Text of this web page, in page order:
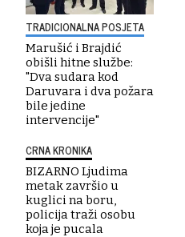
TRADICIONALNA POSJETA
Marušić i Brajdić
obišli hitne službe:
"Dva sudara kod
Daruvara i dva požara
bile jedine
intervencije"
CRNA KRONIKA
BIZARNO Ljudima
metak završio u
kuglici na boru,
policija traži osobu
koja je pucala